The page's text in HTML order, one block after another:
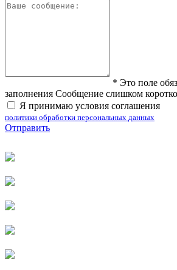
* Это поле
заполнения Сообщение слишком
Я принимаю условия соглашения
политики обработки персональных данных
Отправить